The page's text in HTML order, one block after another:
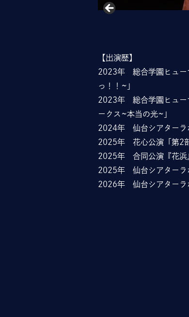
【出演歴】
2023年 総合学園ヒュー
っ！！~」
2023年 総合学園ヒュー
ークス~本当の光~」
2024年 仙台シアターラ
2025年 花心公演「第2
2025年 合同公演『花浜
2025年 仙台シアターラ
2026年 仙台シアターラ